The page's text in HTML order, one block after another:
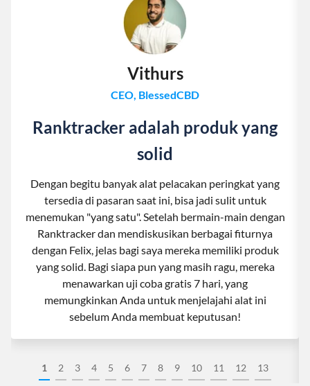
1 2 3 4 5 6 7 8 9 10 11 12 13
Vithurs
CEO, BlessedCBD
Ranktracker adalah produk yang
solid
Dengan begitu banyak alat pelacakan peringkat yang
tersedia di pasaran saat ini, bisa jadi sulit untuk
menemukan "yang satu". Setelah bermain-main dengan
Ranktracker dan mendiskusikan berbagai fiturnya
dengan Felix, jelas bagi saya mereka memiliki produk
yang solid. Bagi siapa pun yang masih ragu, mereka
menawarkan uji coba gratis 7 hari, yang
memungkinkan Anda untuk menjelajahi alat ini
sebelum Anda membuat keputusan!